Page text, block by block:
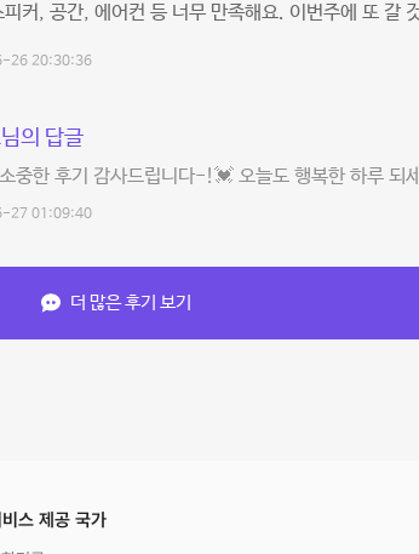
커, 공간, 에어컨 등 너무 만족해요. 이번주에 또 갈
26 20:30:36
의 답글
중한 후기 감사드립니다-!💓 오늘도 행복한 하루 되
27 01:09:40
더 많은 후기 보기
스 제공 국가